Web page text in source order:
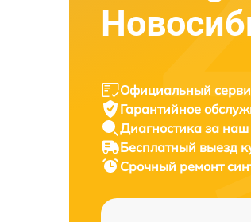
Официальный
Гарантийное
Диагностика за наш
Бесплатный выезд
Срочный ремонт